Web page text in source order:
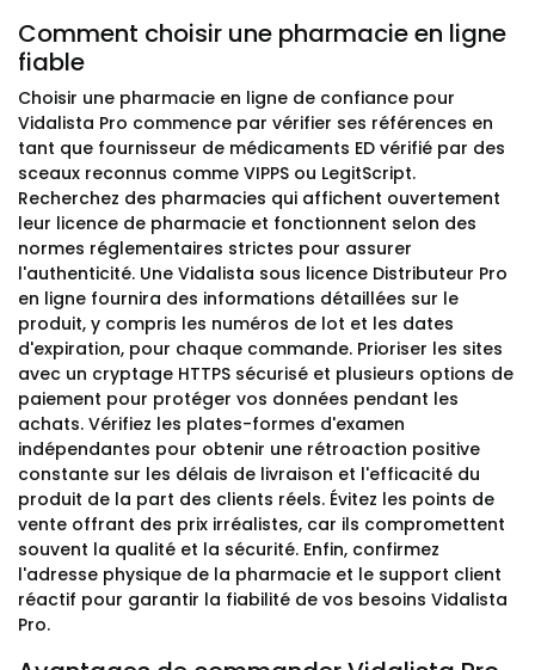
Comment choisir une pharmacie en ligne
fiable
Choisir une pharmacie en ligne de confiance pour
Vidalista Pro commence par vérifier ses références en
tant que fournisseur de médicaments ED vérifié par des
sceaux reconnus comme VIPPS ou LegitScript.
Recherchez des pharmacies qui affichent ouvertement
leur licence de pharmacie et fonctionnent selon des
normes réglementaires strictes pour assurer
l'authenticité. Une Vidalista sous licence Distributeur Pro
en ligne fournira des informations détaillées sur le
produit, y compris les numéros de lot et les dates
d'expiration, pour chaque commande. Prioriser les sites
avec un cryptage HTTPS sécurisé et plusieurs options de
paiement pour protéger vos données pendant les
achats. Vérifiez les plates-formes d'examen
indépendantes pour obtenir une rétroaction positive
constante sur les délais de livraison et l'efficacité du
produit de la part des clients réels. Évitez les points de
vente offrant des prix irréalistes, car ils compromettent
souvent la qualité et la sécurité. Enfin, confirmez
l'adresse physique de la pharmacie et le support client
réactif pour garantir la fiabilité de vos besoins Vidalista
Pro.